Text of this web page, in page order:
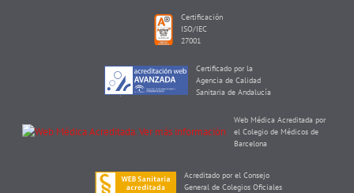
Certificación
ISO/IEC
27001
Certificado por la
Agencia de Calidad
Sanitaria de Andalucía
Web Médica Acreditada por
el Colegio de Médicos de
Barcelona
Acreditado por el Consejo
General de Colegios Oficiales